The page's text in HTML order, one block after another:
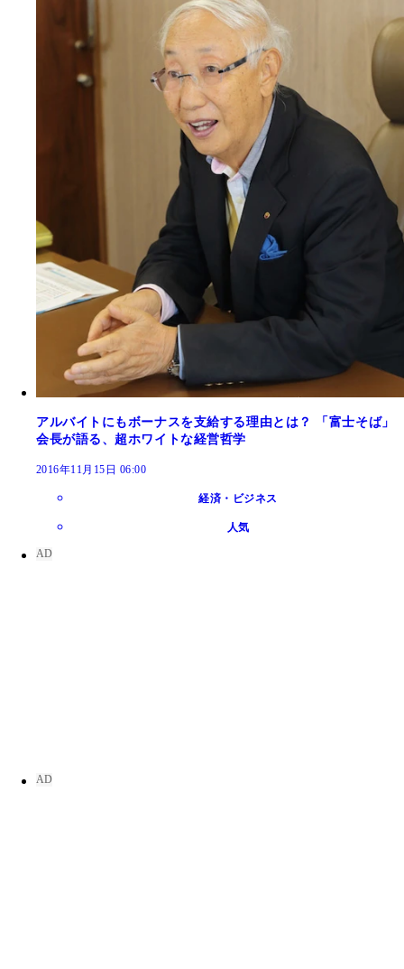
アルバイトにもボーナスを支給する理由とは？ 「富士そば」
会長が語る、超ホワイトな経営哲学
2016年11月15日 06:00
経済・ビジネス
人気